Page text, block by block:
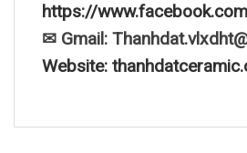
https://
✉ Gmail:
Website: